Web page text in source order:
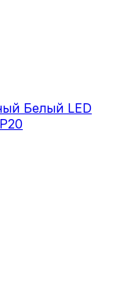
Белый LED